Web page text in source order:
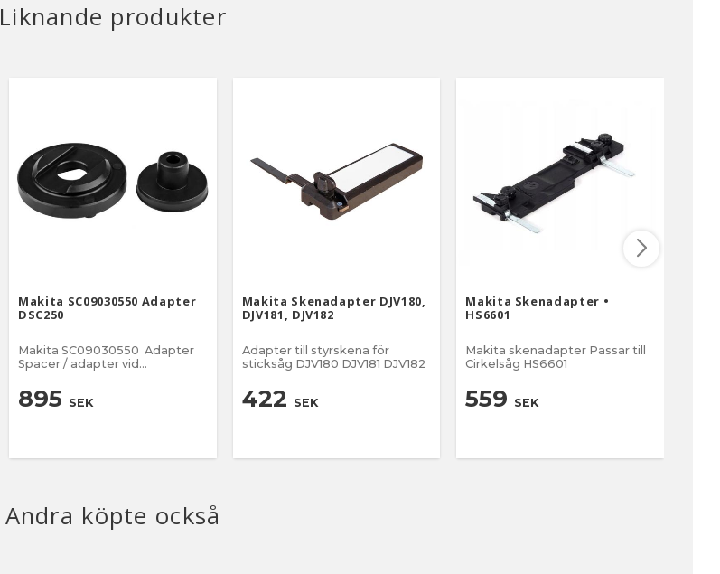
Liknande produkter
Makita SC09030550 Adapter
DSC250
Makita SC09030550 Adapter
Spacer / adapter vid
SC09003260 och maskin
DSC250.
895 SEK
Makita Skenadapter DJV180,
DJV181, DJV182
Adapter till styrskena för
sticksåg DJV180 DJV181 DJV182
422 SEK
Makita Skenadapter •
HS6601
Makita skenadapter Passar till
Cirkelsåg HS6601
559 SEK
Andra köpte också